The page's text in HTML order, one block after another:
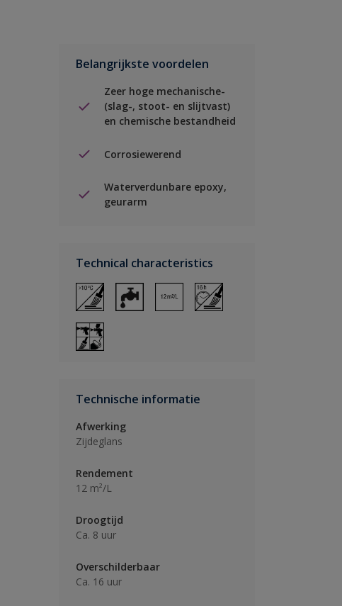
Belangrijkste voordelen
Zeer hoge mechanische-
(slag-, stoot- en slijtvast)
en chemische bestandheid
Corrosiewerend
Waterverdunbare epoxy,
geurarm
Technical characteristics
Technische informatie
Afwerking
Zijdeglans
Rendement
12 m²/L
Droogtijd
Ca. 8 uur
Overschilderbaar
Ca. 16 uur